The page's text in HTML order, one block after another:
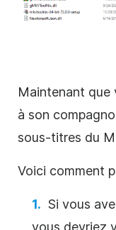
Maintenant que
à son
sous-titres du
Voici comment
Si vous
vous devriez